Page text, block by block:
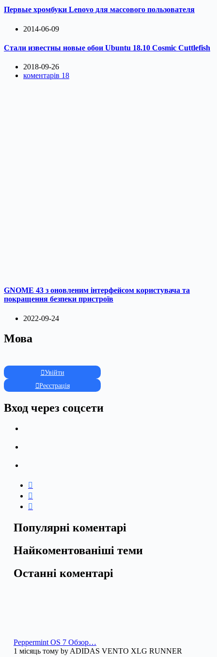
Первые хромбуки Lenovo для массового пользователя
2014-06-09
Стали известны новые обои Ubuntu 18.10 Cosmic Cuttlefish
2018-09-26
коментарів 18
GNOME 43 з оновленим інтерфейсом користувача та
покращення безпеки пристроїв
2022-09-24
Мова
Увійти
Реєстрація
Вход через соцсети
Популярні коментарі
Найкоментованіші теми
Останні коментарі
Peppermint OS 7 Обзор…
1 місяць тому by ADIDAS VENTO XLG RUNNER